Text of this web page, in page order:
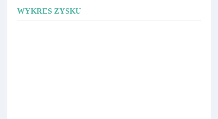
WYKRES ZYSKU